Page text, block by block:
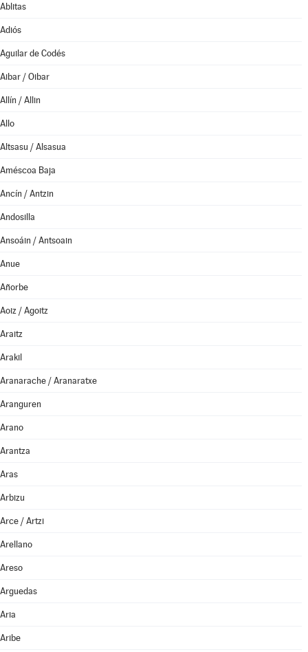
Ablitas
Adiós
Aguilar de Codés
Aibar / Oibar
Allín / Allin
Allo
Altsasu / Alsasua
Améscoa Baja
Ancín / Antzin
Andosilla
Ansoáin / Antsoain
Anue
Añorbe
Aoiz / Agoitz
Araitz
Arakil
Aranarache / Aranaratxe
Aranguren
Arano
Arantza
Aras
Arbizu
Arce / Artzi
Arellano
Areso
Arguedas
Aria
Aribe